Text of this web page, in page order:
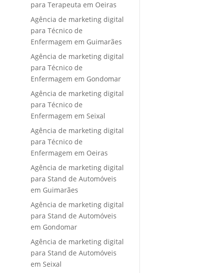
para Terapeuta em Oeiras
Agência de marketing digital
para Técnico de
Enfermagem em Guimarães
Agência de marketing digital
para Técnico de
Enfermagem em Gondomar
Agência de marketing digital
para Técnico de
Enfermagem em Seixal
Agência de marketing digital
para Técnico de
Enfermagem em Oeiras
Agência de marketing digital
para Stand de Automóveis
em Guimarães
Agência de marketing digital
para Stand de Automóveis
em Gondomar
Agência de marketing digital
para Stand de Automóveis
em Seixal